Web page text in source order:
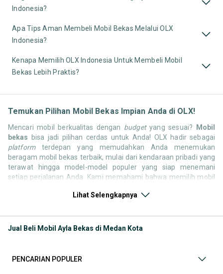
Indonesia?
Apa Tips Aman Membeli Mobil Bekas Melalui OLX
Indonesia?
Kenapa Memilih OLX Indonesia Untuk Membeli Mobil
Bekas Lebih Praktis?
Temukan Pilihan Mobil Bekas Impian Anda di OLX!
Mencari mobil berkualitas dengan budgetyang sesuai? Mobil
bekas bisa jadi pilihan cerdas untuk Anda! OLX hadir sebagai
platformterdepan yang memudahkan Anda menemukan
beragam mobil bekas terbaik, mulai dari kendaraan pribadi yang
terawat hingga model-model populer yang siap menemani
setiap perjalanan Anda. Kami memahami bahwa memilih mobil
ribuan daftar dari penjual terpercaya di seluruh Indonesia.
dengan gaya hidup, kebutuhan, danbudgetAnda!
Memilih mobil bekasyang tepat tentu bukan perkara mudah.
berkelas, atau mobil kota yang irit dan lincah? Di OLX, Anda akan
Lihat Selengkapnya
Jual Beli Mobil Ayla Bekas di Medan Kota
PENCARIAN POPULER